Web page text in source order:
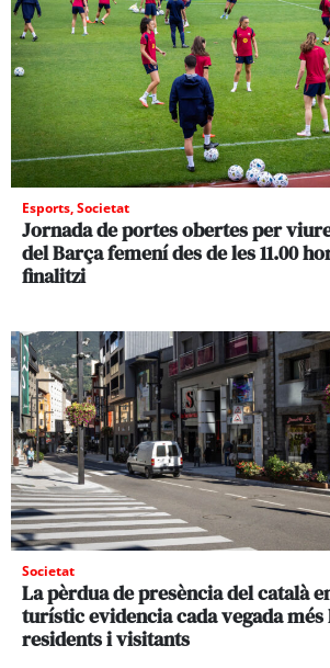
Esports,Societat
Jornada de portes obertes per
del Barça femení des de les 11.00
finalitzi
Societat
La pèrdua de presència del català
turístic evidencia cada vegada més
residents i visitants